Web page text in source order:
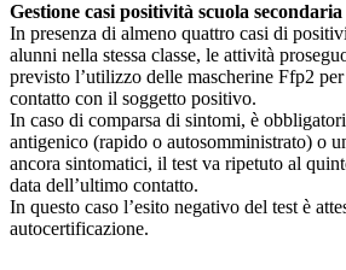
Gestione casi positività scuola secondaria
In presenza di almeno quattro casi di
alunni nella stessa classe, le attività
previsto l’utilizzo delle mascherine Ffp2
contatto con il soggetto positivo.
In caso di comparsa di sintomi, è
antigenico (rapido o autosomministrato) o
ancora sintomatici, il test va ripetuto al
data dell’ultimo contatto.
In questo caso l’esito negativo del test è
autocertificazione.